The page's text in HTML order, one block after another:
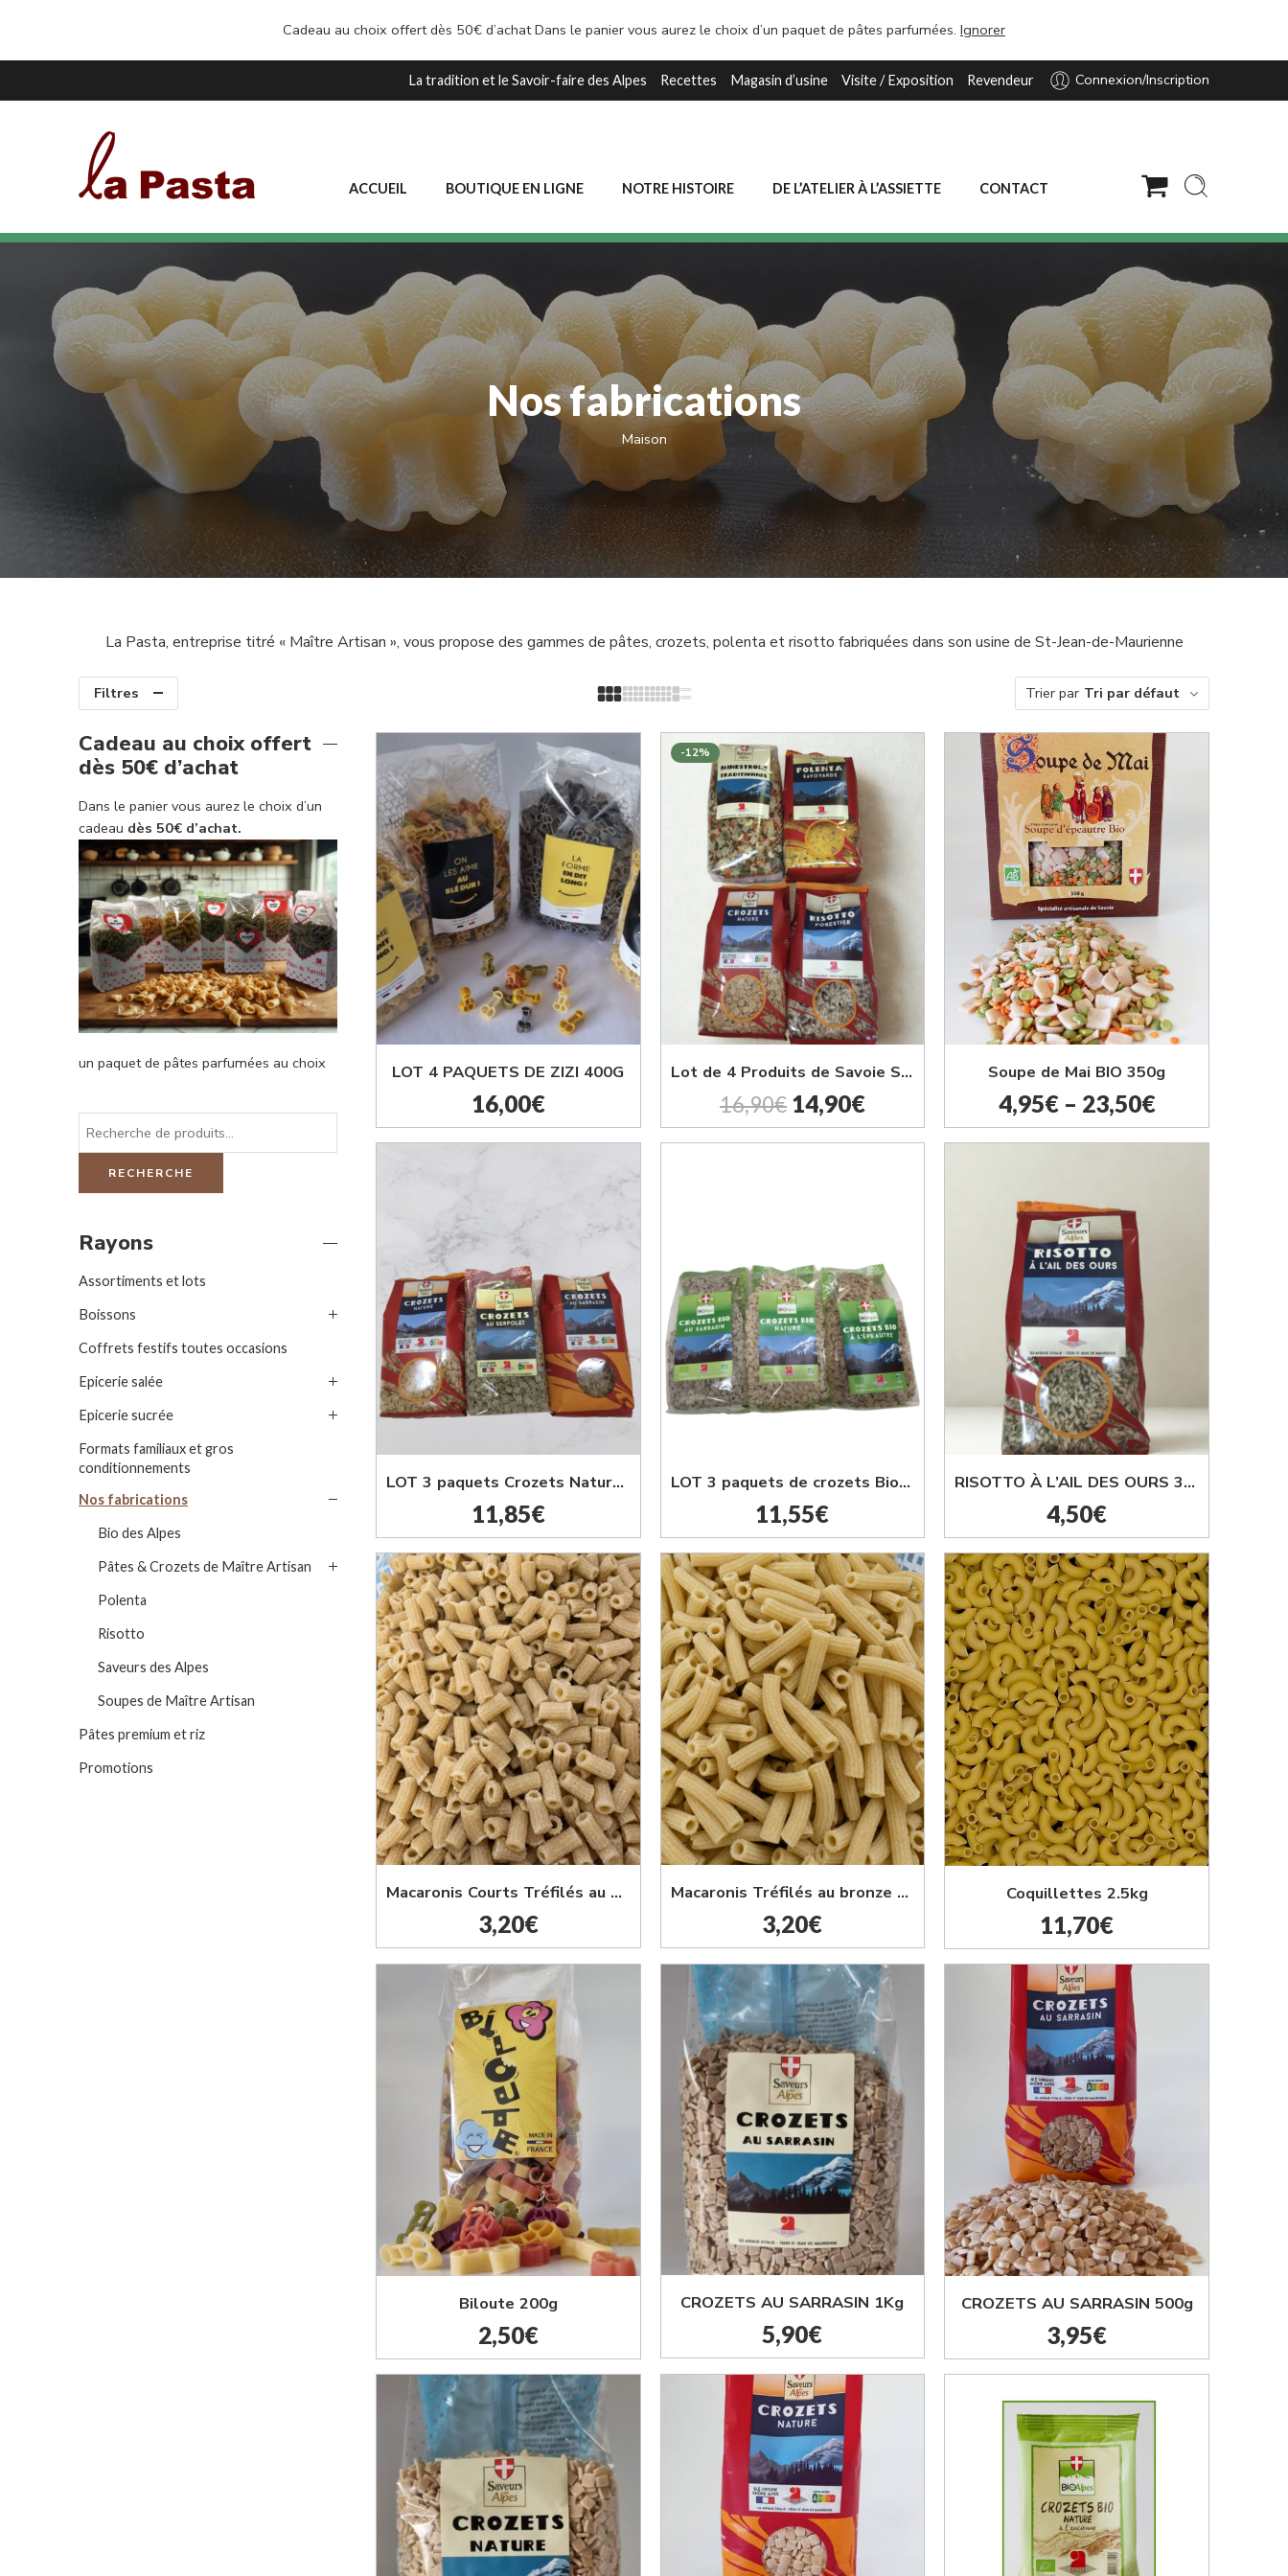
Cadeau au choix offert dès 50€ d’achat Dans le panier vous aurez le choix d’un paquet de pâtes parfumées. Ignorer
La tradition et le Savoir-faire des Alpes Recettes Magasin d’usine Visite / Exposition Revendeur Connexion/Inscription
ACCUEIL BOUTIQUE EN LIGNE NOTRE HISTOIRE DE L’ATELIER À L’ASSIETTE CONTACT
Nos fabrications
Maison
La Pasta, entreprise titré « Maître Artisan », vous propose des gammes de pâtes, crozets, polenta et risotto fabriquées dans son usine de St-Jean-de-Maurienne
Filtres Trier par Tri par défaut
LOT 4 PAQUETS DE ZIZI 400G
16,00€
-12%
Lot de 4 Produits de Savoie Saveurs des Alpes
16,90€ 14,90€
Soupe de Mai BIO 350g
4,95€– 23,50€
À l'unité
par lot de 5
LOT 3 paquets Crozets Nature, Sarrasin et Serpolet 500G
11,85€
LOT 3 paquets de crozets Bio Nature, Sarrasin et Epeautre 400G
11,55€
RISOTTO À L’AIL DES OURS 350G
4,50€
Macaronis Courts Tréfilés au bronze 500G
3,20€
Macaronis Tréfilés au bronze 500G
3,20€
Coquillettes 2.5kg
11,70€
Biloute 200g
2,50€
CROZETS AU SARRASIN 1Kg
5,90€
CROZETS AU SARRASIN 500g
3,95€
Cadeau au choix offert
dès 50€ d’achat
Dans le panier vous aurez le choix d’un
cadeau dès 50€ d’achat.
un paquet de pâtes parfumées au choix
RECHERCHE
Rayons
Assortiments et lots
Boissons
Coffrets festifs toutes occasions
Epicerie salée
Epicerie sucrée
Formats familiaux et gros
conditionnements
Nos fabrications
Bio des Alpes
Pâtes & Crozets de Maître Artisan
Polenta
Risotto
Saveurs des Alpes
Soupes de Maître Artisan
Pâtes premium et riz
Promotions